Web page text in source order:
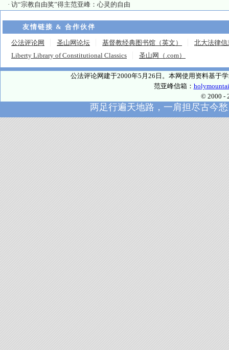
· 访“宗教自由奖”得主范亚峰：心灵的自由
友情链接 & 合作伙伴
公法评论网 圣山网论坛 基督教经典图书馆（英文）
北大法律信
Liberty Library of Constitutional Classics
圣山网（.com）
公法评论网建于2000年5月26日。本网使用资料基于
范亚峰信箱：
© 2000 -
两足行遍天地路，一肩担尽古今